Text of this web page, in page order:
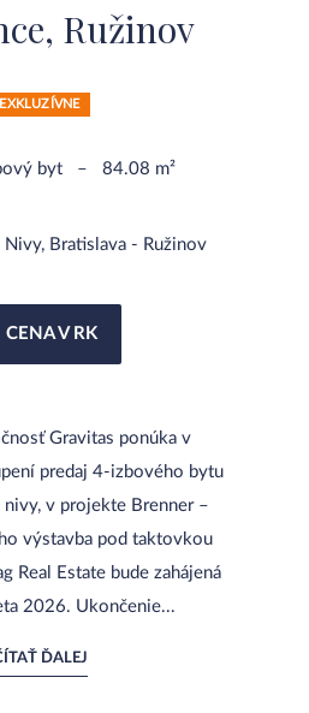
Ružinov
EXKLUZÍVNE
byt – 84.08 m²
Bratislava - Ružinov
CENA V RK
Gravitas ponúka v
predaj 4-izbového bytu
v projekte Brenner –
výstavba pod taktovkou
Real Estate bude zahájená
2026. Ukončenie...
ĎALEJ